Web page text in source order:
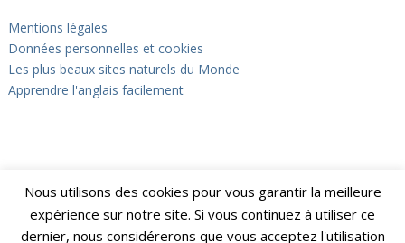
Mentions légales
Données personnelles et cookies
Les plus beaux sites naturels du Monde
Apprendre l'anglais facilement
Nous utilisons des cookies pour vous garantir la meilleure
expérience sur notre site. Si vous continuez à utiliser ce
dernier, nous considérerons que vous acceptez l'utilisation